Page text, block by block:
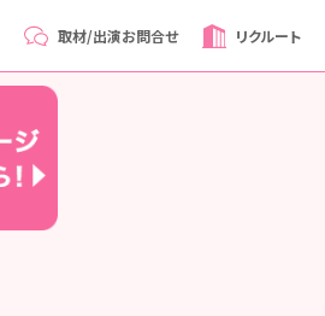
取材/出演お問合せ リクルート